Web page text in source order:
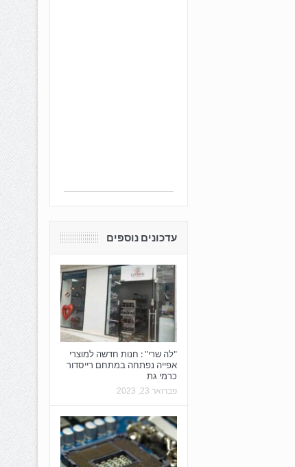
עדכונים נוספים
"לה שרי" : חנות חדשה למוצרי
אפייה נפתחה במתחם רייסדור
כרמי גת
פברואר 23, 2023